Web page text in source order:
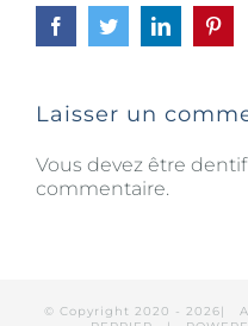
FacebookTwitterLinkedIn
Laisser un
Vous devez être
commentaire.
© Copyright 2020 - 2026|